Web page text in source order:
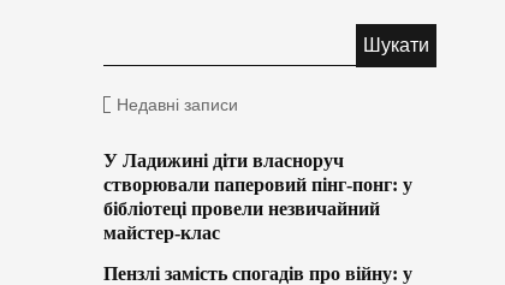
Недавні записи
У Ладижині діти власноруч
створювали паперовий пінг-понг: у
бібліотеці провели незвичайний
майстер-клас
Пензлі замість спогадів про війну: у